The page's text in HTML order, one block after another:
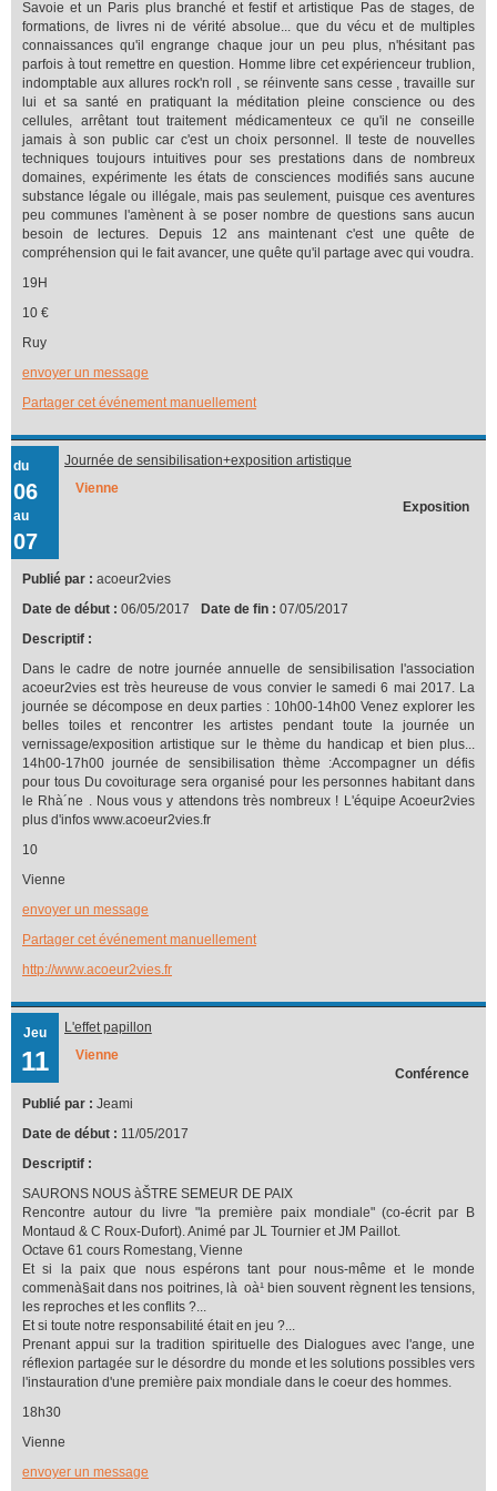
Savoie et un Paris plus branché et festif et artistique Pas de stages, de
formations, de livres ni de vérité absolue... que du vécu et de multiples
connaissances qu'il engrange chaque jour un peu plus, n'hésitant pas
parfois à tout remettre en question. Homme libre cet expérienceur trublion,
indomptable aux allures rock'n roll , se réinvente sans cesse , travaille sur
lui et sa santé en pratiquant la méditation pleine conscience ou des
cellules, arrêtant tout traitement médicamenteux ce qu'il ne conseille
jamais à son public car c'est un choix personnel. Il teste de nouvelles
techniques toujours intuitives pour ses prestations dans de nombreux
domaines, expérimente les états de consciences modifiés sans aucune
substance légale ou illégale, mais pas seulement, puisque ces aventures
peu communes l'amènent à se poser nombre de questions sans aucun
besoin de lectures. Depuis 12 ans maintenant c'est une quête de
compréhension qui le fait avancer, une quête qu'il partage avec qui voudra.
19H
10 €
Ruy
envoyer un message
Partager cet événement manuellement
du
06
au
07
Journée de sensibilisation+exposition artistique
Vienne
Exposition
Publié par : acoeur2vies
Date de début : 06/05/2017 Date de fin : 07/05/2017
Descriptif :
Dans le cadre de notre journée annuelle de sensibilisation l'association
acoeur2vies est très heureuse de vous convier le samedi 6 mai 2017. La
journée se décompose en deux parties : 10h00-14h00 Venez explorer les
belles toiles et rencontrer les artistes pendant toute la journée un
vernissage/exposition artistique sur le thème du handicap et bien plus...
14h00-17h00 journée de sensibilisation thème :Accompagner un défis
pour tous Du covoiturage sera organisé pour les personnes habitant dans
le Rhà´ne . Nous vous y attendons très nombreux ! L'équipe Acoeur2vies
plus d'infos www.acoeur2vies.fr
10
Vienne
envoyer un message
Partager cet événement manuellement
http://www.acoeur2vies.fr
Jeu
11
L'effet papillon
Vienne
Conférence
Publié par : Jeami
Date de début : 11/05/2017
Descriptif :
SAURONS NOUS àŠTRE SEMEUR DE PAIX
Rencontre autour du livre "la première paix mondiale" (co-écrit par B
Montaud & C Roux-Dufort). Animé par JL Tournier et JM Paillot.
Octave 61 cours Romestang, Vienne
Et si la paix que nous espérons tant pour nous-même et le monde
commenà§ait dans nos poitrines, là oà¹ bien souvent règnent les tensions,
les reproches et les conflits ?...
Et si toute notre responsabilité était en jeu ?...
Prenant appui sur la tradition spirituelle des Dialogues avec l'ange, une
réflexion partagée sur le désordre du monde et les solutions possibles vers
l'instauration d'une première paix mondiale dans le coeur des hommes.
18h30
Vienne
envoyer un message